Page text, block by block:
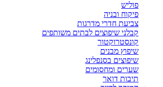
פוליש
פיקוח ובניה
צביעת חדרי מדרגות
קבלני שיפוצים לבתים משותפים
קונסטרוקטור
שיפוץ מבנים
שיפוצים בסנפלינג
שערים ומחסומים
תיבות דואר